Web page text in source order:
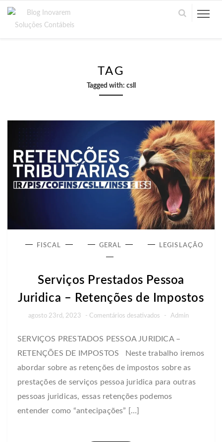
TAG
Tagged with: csll
FISCAL GERAL LEGISLAÇÃO
Serviços Prestados Pessoa
Juridica – Retenções de Impostos
agosto 23rd, 2023 - Comentários desativados em
Prestados
Pessoa
Juridica
- Admin
SERVIÇOS PRESTADOS PESSOA JURIDICA –
RETENÇÕES DE IMPOSTOS Neste trabalho iremos
abordar sobre as retenções de impostos sobre as
prestações de serviços pessoa juridica para outras
pessoas juridicas, essas retenções podemos
entender como “antecipações” […]